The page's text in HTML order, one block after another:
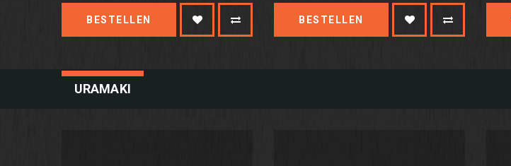
BESTELLEN BESTELLEN
URAMAKI